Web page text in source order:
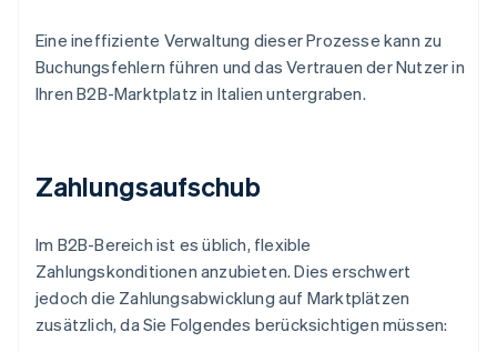
Eine ineffiziente Verwaltung dieser Prozesse kann zu
Buchungsfehlern führen und das Vertrauen der Nutzer in
Ihren B2B-Marktplatz in Italien untergraben.
Zahlungsaufschub
Im B2B-Bereich ist es üblich, flexible
Zahlungskonditionen anzubieten. Dies erschwert
jedoch die Zahlungsabwicklung auf Marktplätzen
zusätzlich, da Sie Folgendes berücksichtigen müssen: